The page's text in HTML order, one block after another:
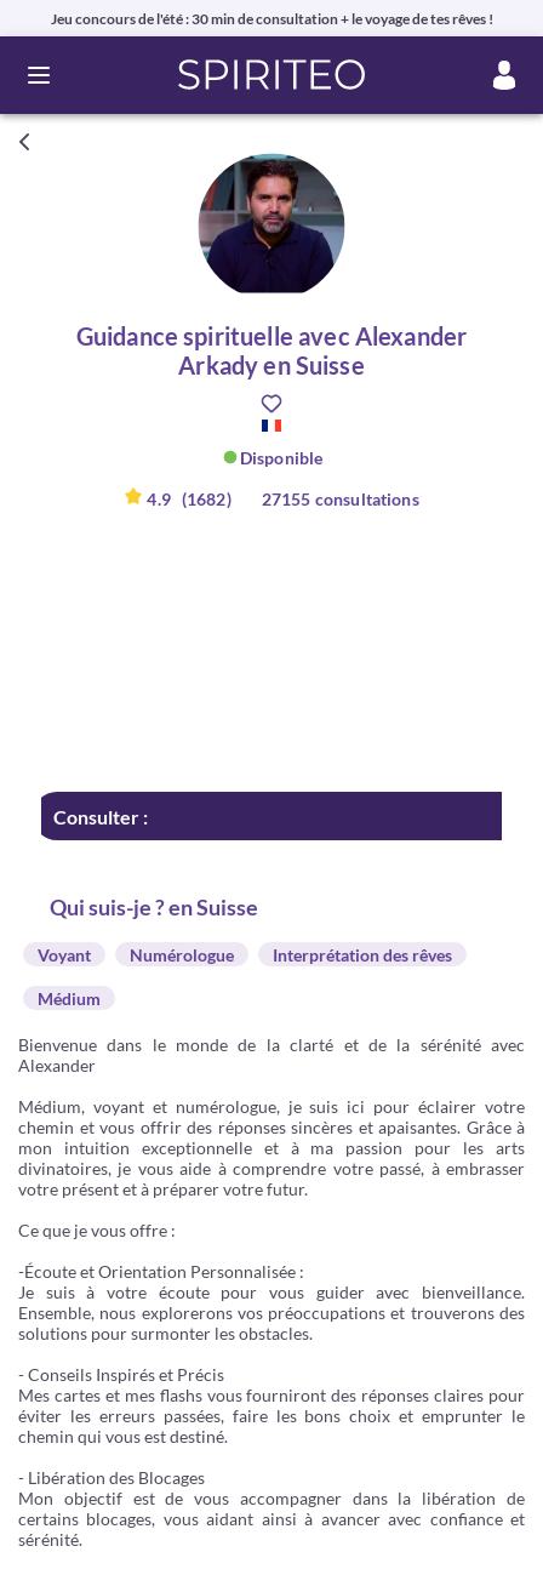
Jeu concours de l'été : 30 min de consultation + le voyage de tes rêves !
Ouvrir le menu
Guidance spirituelle avec Alexander
Arkady en Suisse
Disponible
4.9 (1682) 27155 consultations
Consulter :
Qui suis-je ? en Suisse
Voyant Numérologue Interprétation des rêves
Médium
Bienvenue dans le monde de la clarté et de la sérénité avec
Alexander
Médium, voyant et numérologue, je suis ici pour éclairer votre
chemin et vous offrir des réponses sincères et apaisantes. Grâce à
mon intuition exceptionnelle et à ma passion pour les arts
divinatoires, je vous aide à comprendre votre passé, à embrasser
votre présent et à préparer votre futur.
Ce que je vous offre :
-Écoute et Orientation Personnalisée :
Je suis à votre écoute pour vous guider avec bienveillance.
Ensemble, nous explorerons vos préoccupations et trouverons des
solutions pour surmonter les obstacles.
- Conseils Inspirés et Précis
Mes cartes et mes flashs vous fourniront des réponses claires pour
éviter les erreurs passées, faire les bons choix et emprunter le
chemin qui vous est destiné.
- Libération des Blocages
Mon objectif est de vous accompagner dans la libération de
certains blocages, vous aidant ainsi à avancer avec confiance et
sérénité.